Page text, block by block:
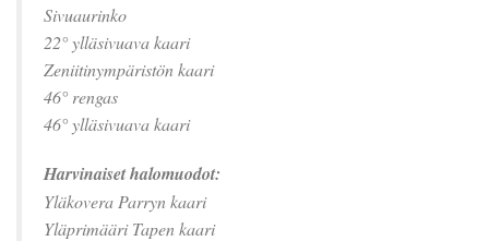
Sivuaurinko
22° ylläsivuava kaari
Zeniitinympäristön kaari
46° rengas
46° ylläsivuava kaari
Harvinaiset halomuodot:
Yläkovera Parryn kaari
Yläprimääri Tapen kaari